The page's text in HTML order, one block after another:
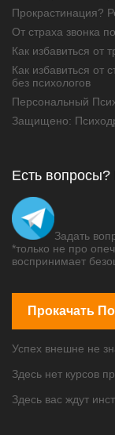
Прокрастинация?
От страха звонка
Как избавиться от
Как избавиться от
без психологов
Персональный
Защищено:
Есть
Задать
*только не про
воспринимает
Прокачать
Успех внешне не
Здесь нет курсов
Здесь вас ждут